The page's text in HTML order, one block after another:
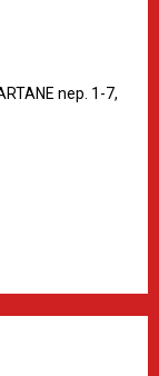
nep. 1-7,